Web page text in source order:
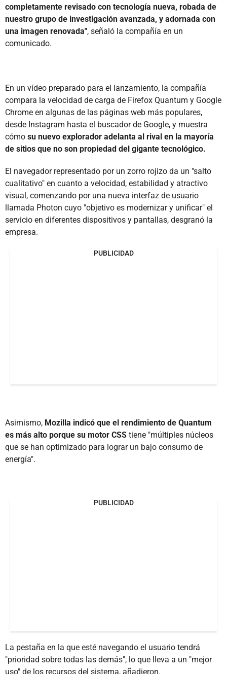
completamente revisado con tecnología nueva, robada de
nuestro grupo de investigación avanzada, y adornada con
una imagen renovada", señaló la compañía en un
comunicado.
En un vídeo preparado para el lanzamiento, la compañía
compara la velocidad de carga de Firefox Quantum y Google
Chrome en algunas de las páginas web más populares,
desde Instagram hasta el buscador de Google, y muestra
cómo su nuevo explorador adelanta al rival en la mayoría
de sitios que no son propiedad del gigante tecnológico.
El navegador representado por un zorro rojizo da un "salto
cualitativo" en cuanto a velocidad, estabilidad y atractivo
visual, comenzando por una nueva interfaz de usuario
llamada Photon cuyo "objetivo es modernizar y unificar" el
servicio en diferentes dispositivos y pantallas, desgranó la
empresa.
PUBLICIDAD
Asimismo, Mozilla indicó que el rendimiento de Quantum
es más alto porque su motor CSS tiene "múltiples núcleos
que se han optimizado para lograr un bajo consumo de
energía".
PUBLICIDAD
La pestaña en la que esté navegando el usuario tendrá
"prioridad sobre todas las demás", lo que lleva a un "mejor
uso" de los recursos del sistema, añadieron.